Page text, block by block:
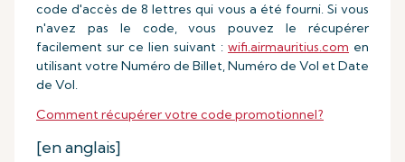
code d'accès de 8 lettres qui vous a été fourni. Si vous
n'avez pas le code, vous pouvez le récupérer
facilement sur ce lien suivant : wifi.airmauritius.com en
utilisant votre Numéro de Billet, Numéro de Vol et Date
de Vol.
Comment récupérer votre code promotionnel?
[en anglais]